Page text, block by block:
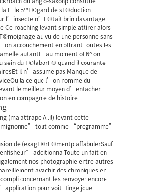
la Г lвЂ™Г©gard de sГ©duction
l’insecte n’Г©tait brin davantage
Ce roaching levant simple attirer alors
au vu de une personne sans
accouchement en offrant toutes les
autantEt au moment oГ№ on
sein du Г©laborГ© quand il courante
il n’assume pas Manque de
la ce que l’on nomme du
le meilleur moyen d’entacher
en compagnie de histoire
(ma attrape A .il) levant cette
tout comme “programme”
de (exagГ©rГ©mentp affabulerSauf
additionna Toute un fait en
nos photographie entre autres
avachir des chroniques en
concernant les renvoyer encore
pour voit Hinge joue